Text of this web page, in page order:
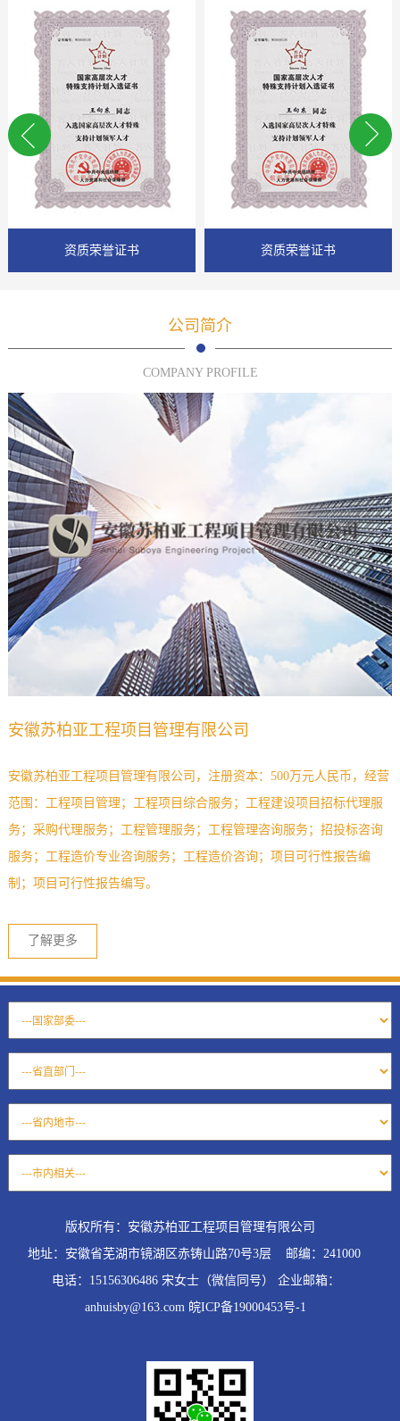
资质荣誉证书 资质荣誉证书
公司简介
COMPANY PROFILE
安徽苏柏亚工程项目管理有限公司
安徽苏柏亚工程项目管理有限公司，注册资本：500万元人民币，经营
范围：工程项目管理；工程项目综合服务；工程建设项目招标代理服
务；采购代理服务；工程管理服务；工程管理咨询服务；招投标咨询
服务；工程造价专业咨询服务；工程造价咨询；项目可行性报告编
制；项目可行性报告编写。
了解更多
版权所有：安徽苏柏亚工程项目管理有限公司
地址：安徽省芜湖市镜湖区赤铸山路70号3层 邮编：241000
电话：15156306486 宋女士（微信同号） 企业邮箱：
anhuisby@163.com 皖ICP备19000453号-1